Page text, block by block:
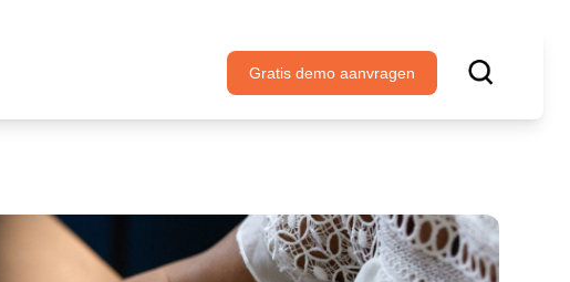
Gratis demo aanvragen